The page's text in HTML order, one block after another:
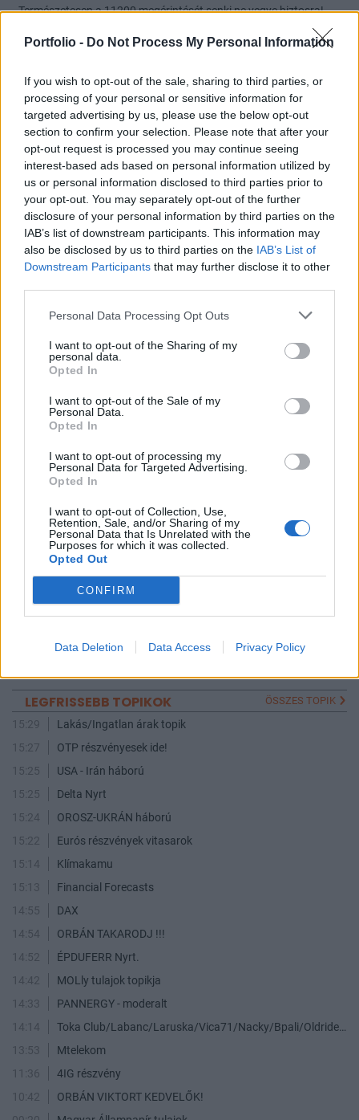
Portfolio - Do Not Process My Personal Information
If you wish to opt-out of the sale, sharing to third parties, or
processing of your personal or sensitive information for
targeted advertising by us, please use the below opt-out
section to confirm your selection. Please note that after your
opt-out request is processed you may continue seeing
interest-based ads based on personal information utilized by
us or personal information disclosed to third parties prior to
your opt-out. You may separately opt-out of the further
disclosure of your personal information by third parties on the
IAB’s list of downstream participants. This information may
also be disclosed by us to third parties on the IAB’s List of
Downstream Participants that may further disclose it to other
Personal Data Processing Opt Outs
I want to opt-out of the Sharing of my
personal data.
Opted In
I want to opt-out of the Sale of my
Personal Data.
Opted In
I want to opt-out of processing my
Personal Data for Targeted Advertising.
Opted In
I want to opt-out of Collection, Use,
Retention, Sale, and/or Sharing of my
Personal Data that Is Unrelated with the
Purposes for which it was collected.
Opted Out
CONFIRM
Data Deletion Data Access Privacy Policy
Természetesen a 11200 megérintését senki ne vegye biztosra!
Törölt felhasználó 2023. 01. 31. 17:10
2.5 M záróban, több mint a MOL egész napos forgalma.
Válasz erre
treff
2023. 01. 31. 17:07
Előzmény:#1217740treff
jofani1
2023. 01. 31. 17:07
Előzmény:
Nem sikerült
1
TOPIK GAZDA
koi
1
AKTÍV FÓRUMOZÓK
LEGFRISSEBB TOPIKOK ÖSSZES TOPIK
15:29
Lakás/Ingatlan árak topik
15:27
OTP részvényesek ide!
15:25
USA - Irán háború
15:25
Delta Nyrt
15:24
OROSZ-UKRÁN háború
15:22
Eurós részvények vitasarok
15:14
Klímakamu
15:13
Financial Forecasts
14:55
DAX
14:54
ORBÁN TAKARODJ !!!
14:52
ÉPDUFERR Nyrt.
14:42
MOLly tulajok topikja
14:33
PANNERGY - moderalt
14:14
13:53
Mtelekom
11:36
4IG részvény
10:42
ORBÁN VIKTORT KEDVELŐK!